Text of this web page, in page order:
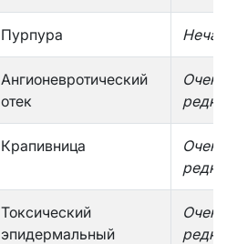
Пурпура
Ангионевротический
отек
Очень
редко
Крапивница
Очень
редко
Токсический
эпидермальный
Очень
редко